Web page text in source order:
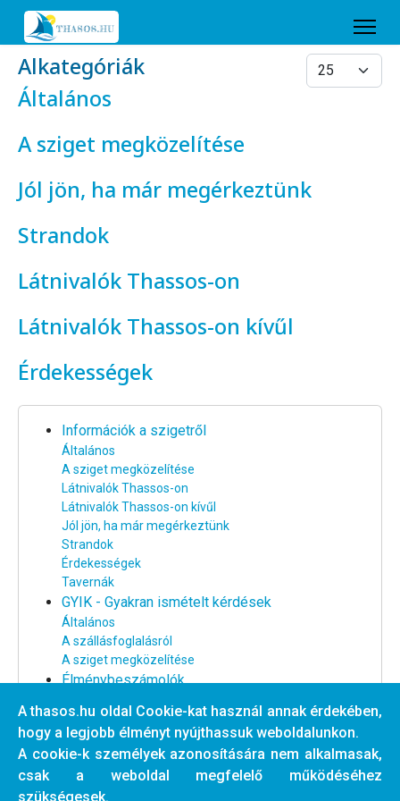
Tételek #
Alkategóriák
Általános
A sziget megközelítése
Jól jön, ha már megérkeztünk
Strandok
Látnivalók Thassos-on
Látnivalók Thassos-on kívűl
Érdekességek
Információk a szigetről
Általános
A sziget megközelítése
Látnivalók Thassos-on
Látnivalók Thassos-on kívűl
Jól jön, ha már megérkeztünk
Strandok
Érdekességek
Tavernák
GYIK - Gyakran ismételt kérdések
Általános
A szállásfoglalásról
A sziget megközelítése
Élménybeszámolók
Egyéb élménybeszámolók
Thassos rajongók találkozói
Webkamera a Golden Beach-ről
Tavernák
A thasos.hu oldal Cookie-kat használ annak érdekében,
hogy a legjobb élményt nyújthassuk weboldalunkon.
A cookie-k személyek azonosítására nem alkalmasak,
csak a weboldal megfelelő működéséhez
szükségesek.